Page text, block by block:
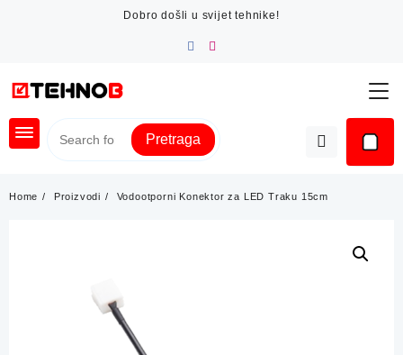
Dobro došli u svijet tehnike!
Pretraga
Home Proizvodi Vodootporni Konektor za LED Traku 15cm